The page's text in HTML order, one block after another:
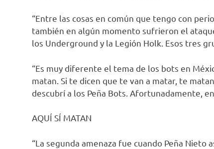
“Entre las cosas en común que tengo con
también en algún momento sufrieron el
los Underground y la Legión Holk. Esos tres
“Es muy diferente el tema de los bots en
matan. Si te dicen que te van a matar, te
descubrí a los Peña Bots. Afortunadamente,
AQUÍ SÍ MATAN
“La segunda amenaza fue cuando Peña